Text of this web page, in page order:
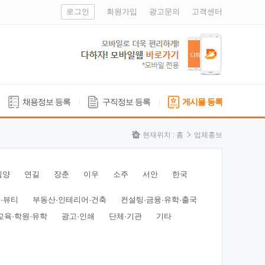
로그인 회원가입 광고문의 고객센터
채용정보 등록 구직정보 등록 게시물 등록
현재위치 : 홈 업체홍보
양 연길 장춘 이우 소주 서안 한국
뷰티 부동산·인테리어·건축
컨설팅·금융·유학·출국
육·학원·유학
광고·인쇄 단체·기관 기타